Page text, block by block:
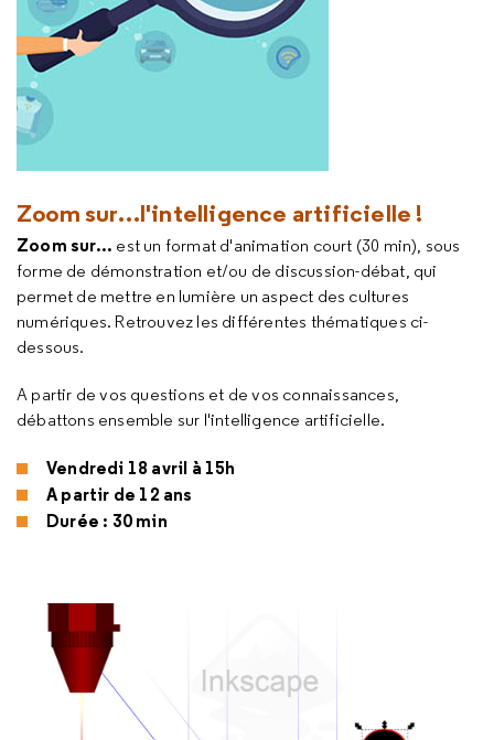
Zoom sur…l'intelligence artificielle !
Zoom sur... est un format d'animation court (30 min), sous
forme de démonstration et/ou de discussion-débat, qui
permet de mettre en lumière un aspect des cultures
numériques. Retrouvez les différentes thématiques ci-
dessous.
A partir de vos questions et de vos connaissances,
débattons ensemble sur l'intelligence artificielle.
Vendredi 18 avril à 15h
A partir de 12 ans
Durée : 30 min